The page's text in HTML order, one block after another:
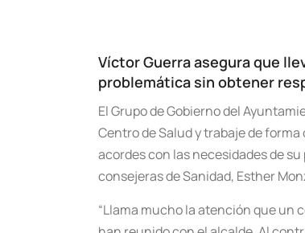
Víctor Guerra asegura que
problemática sin obtener
El Grupo de Gobierno del
Centro de Salud y trabaje de
acordes con las necesidades de
consejeras de Sanidad, Esther
“Llama mucho la atención que un